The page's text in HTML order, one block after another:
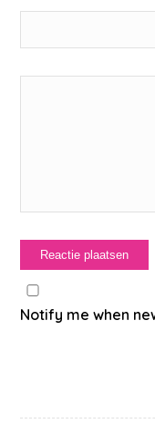
Notify me when